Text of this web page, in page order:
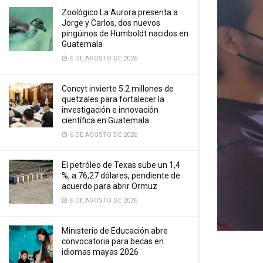
Zoológico La Aurora presenta a
Jorge y Carlos, dos nuevos
pingüinos de Humboldt nacidos en
Guatemala
6 DE AGOSTO DE 2026
Concyt invierte 5.2 millones de
quetzales para fortalecer la
investigación e innovación
científica en Guatemala
6 DE AGOSTO DE 2026
El petróleo de Texas sube un 1,4
%, a 76,27 dólares, pendiente de
acuerdo para abrir Ormuz
6 DE AGOSTO DE 2026
Ministerio de Educación abre
convocatoria para becas en
idiomas mayas 2026